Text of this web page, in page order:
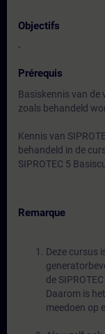
Objectifs
-
Prérequis
Basiskennis van de
zoals behandeld
Kennis van
behandeld in de
SIPROTEC 5
Remarque
Deze cursus
de
Daarom is
meedoen op